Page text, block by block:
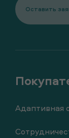
Адаптивная
Оставить